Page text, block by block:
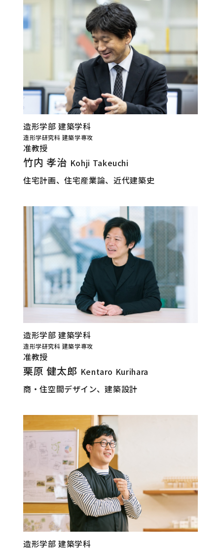
造形学部 建築学科
造形学研究科 建築学専攻
准教授
竹内 孝治 Kohji Takeuchi
住宅計画、住宅産業論、近代建築史
造形学部 建築学科
造形学研究科 建築学専攻
准教授
栗原 健太郎 Kentaro Kurihara
商・住空間デザイン、建築設計
造形学部 建築学科